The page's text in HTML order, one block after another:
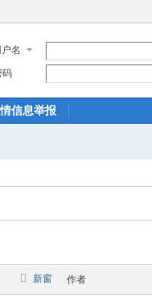
名
码
信息举报
新窗 作者